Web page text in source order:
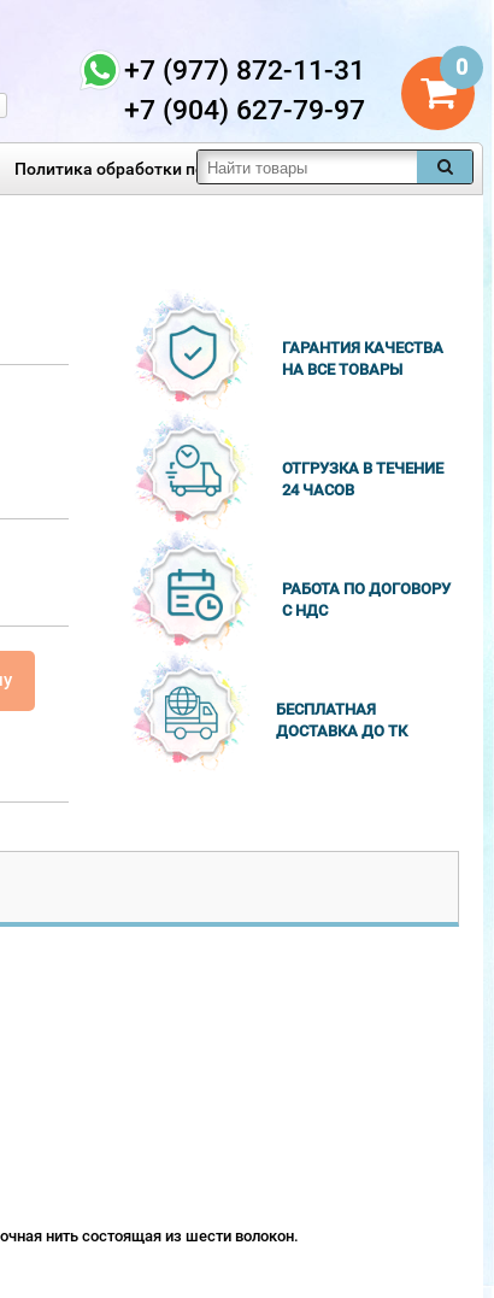
0
+7 (977) 872-11-31
+7 (904) 627-79-97
Политика обработки персональных данных
ГАРАНТИЯ КАЧЕСТВА
НА ВСЕ ТОВАРЫ
ОТГРУЗКА В ТЕЧЕНИЕ
24 ЧАСОВ
РАБОТА ПО ДОГОВОРУ
С НДС
БЕСПЛАТНАЯ
ДОСТАВКА ДО ТК
нить состоящая из шести волокон.